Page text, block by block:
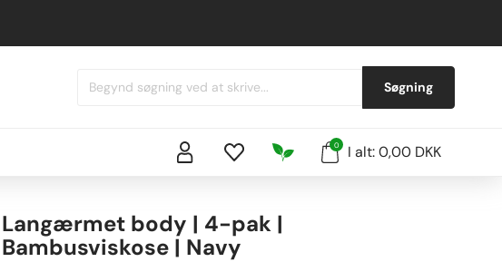
Søgning
0 I alt: 0,00 DKK
Langærmet body | 4-pak |
Bambusviskose | Navy